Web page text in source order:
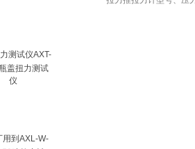
测试仪AXT-
瓶盖扭力计
厂家
盖扭力测试
仪
用到AXL-W-